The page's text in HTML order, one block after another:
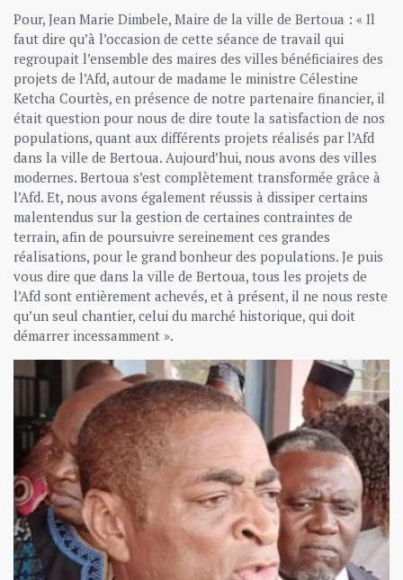
Pour, Jean Marie Dimbele, Maire de la ville de Bertoua : « Il
faut dire qu’à l’occasion de cette séance de travail qui
regroupait l’ensemble des maires des villes bénéficiaires des
projets de l’Afd, autour de madame le ministre Célestine
Ketcha Courtès, en présence de notre partenaire financier, il
était question pour nous de dire toute la satisfaction de nos
populations, quant aux différents projets réalisés par l’Afd
dans la ville de Bertoua. Aujourd’hui, nous avons des villes
modernes. Bertoua s’est complètement transformée grâce à
l’Afd. Et, nous avons également réussis à dissiper certains
malentendus sur la gestion de certaines contraintes de
terrain, afin de poursuivre sereinement ces grandes
réalisations, pour le grand bonheur des populations. Je puis
vous dire que dans la ville de Bertoua, tous les projets de
l’Afd sont entièrement achevés, et à présent, il ne nous reste
qu’un seul chantier, celui du marché historique, qui doit
démarrer incessamment ».